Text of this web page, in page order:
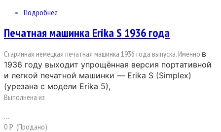
Подробнее
Печатная машинка Erika S 1936 года
Старинная немецкая печатная машинка 1936 года выпуска. Именно в
1936 году выходит упрощённая версия портативной
и легкой печатной машинки — Erika S (Simplex)
(урезана с модели Erika 5),
Выполнена из
…
0Р (Продано)